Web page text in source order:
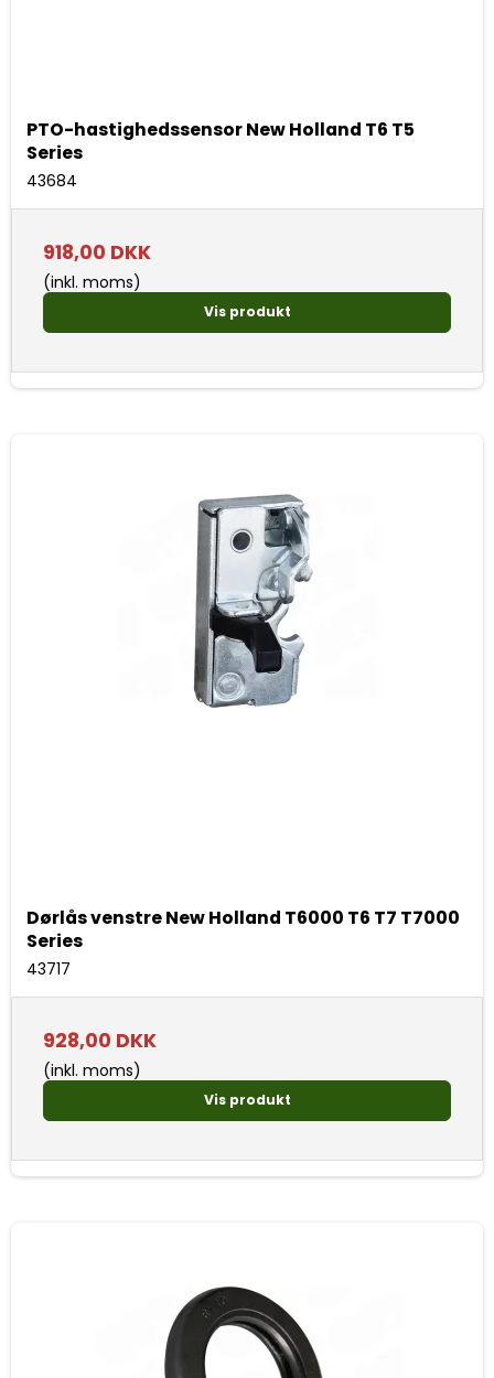
PTO-hastighedssensor New Holland T6 T5
Series
43684
918,00 DKK
(inkl. moms)
Vis produkt
Dørlås venstre New Holland T6000 T6 T7 T7000
Series
43717
928,00 DKK
(inkl. moms)
Vis produkt